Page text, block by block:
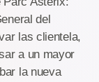
del
las clientela,
a un mayor
la nueva